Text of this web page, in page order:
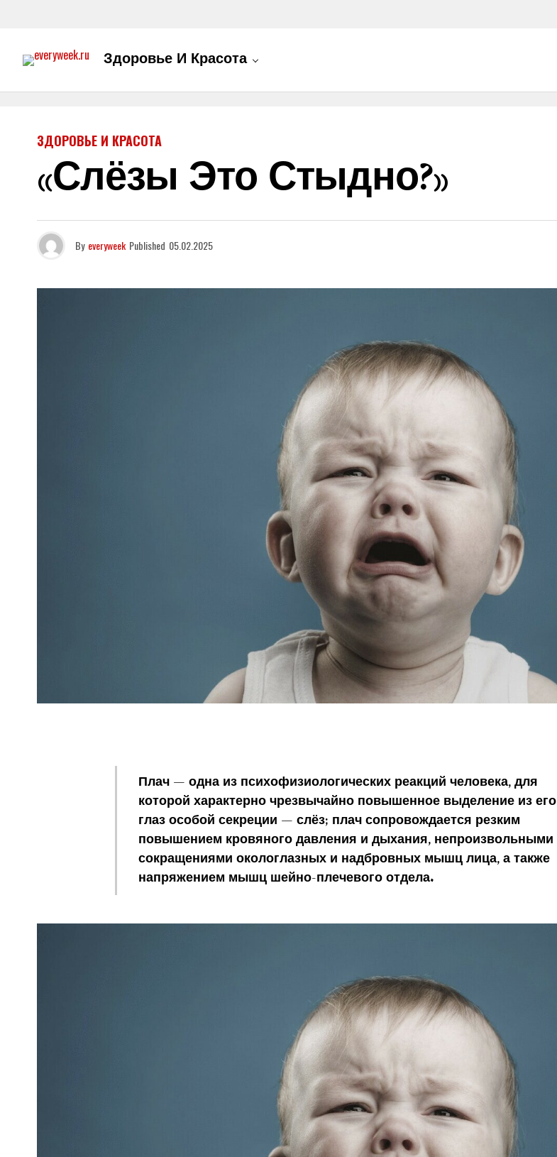
Здоровье И Красота
ЗДОРОВЬЕ И КРАСОТА
«Слёзы Это Стыдно?»
By everyweek Published 05.02.2025
Плач— одна из психофизиологических реакций человека, для
которой характерно чрезвычайно повышенное выделение из его
глаз особой секреции — слёз; плач сопровождается резким
повышением кровяного давления и дыхания, непроизвольными
сокращениями окологлазных и надбровных мышц лица, а также
напряжением мышц шейно-плечевого отдела.